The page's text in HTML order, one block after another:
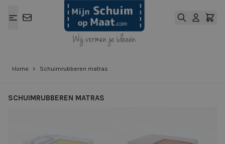
Home > Schuimrubberen matras
SCHUIMRUBBEREN MATRAS